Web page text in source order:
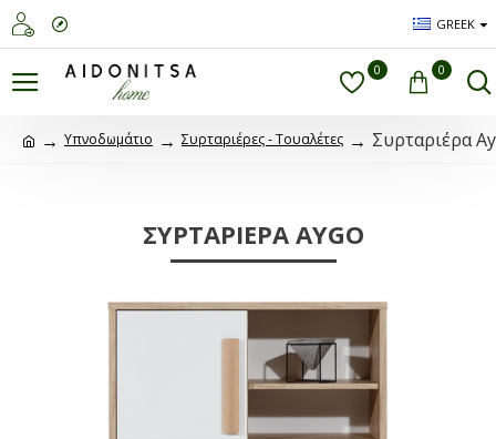
GREEK
0 0
Υπνοδωμάτιο Συρταριέρες - Τουαλέτες Συρταριέρα
ΣΥΡΤΑΡΙΈΡΑ AYGO